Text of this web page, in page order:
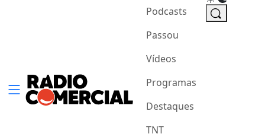
Podcasts
Passou
Vídeos
Programas
Destaques
TNT